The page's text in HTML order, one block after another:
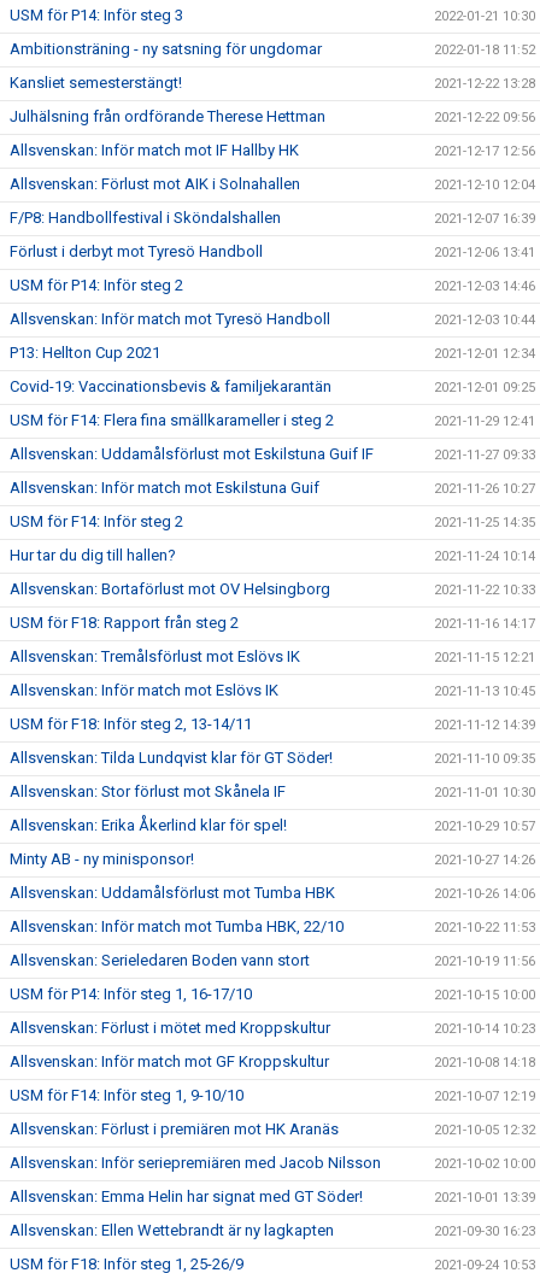
USM för P14: Inför steg 3 2022-01-21 10:30
Ambitionsträning - ny satsning för ungdomar 2022-01-18 11:52
Kansliet semesterstängt! 2021-12-22 13:28
Julhälsning från ordförande Therese Hettman 2021-12-22 09:56
Allsvenskan: Inför match mot IF Hallby HK 2021-12-17 12:56
Allsvenskan: Förlust mot AIK i Solnahallen 2021-12-10 12:04
F/P8: Handbollfestival i Sköndalshallen 2021-12-07 16:39
Förlust i derbyt mot Tyresö Handboll 2021-12-06 13:41
USM för P14: Inför steg 2 2021-12-03 14:46
Allsvenskan: Inför match mot Tyresö Handboll 2021-12-03 10:44
P13: Hellton Cup 2021 2021-12-01 12:34
Covid-19: Vaccinationsbevis & familjekarantän 2021-12-01 09:25
USM för F14: Flera fina smällkarameller i steg 2 2021-11-29 12:41
Allsvenskan: Uddamålsförlust mot Eskilstuna Guif IF 2021-11-27 09:33
Allsvenskan: Inför match mot Eskilstuna Guif 2021-11-26 10:27
USM för F14: Inför steg 2 2021-11-25 14:35
Hur tar du dig till hallen? 2021-11-24 10:14
Allsvenskan: Bortaförlust mot OV Helsingborg 2021-11-22 10:33
USM för F18: Rapport från steg 2 2021-11-16 14:17
Allsvenskan: Tremålsförlust mot Eslövs IK 2021-11-15 12:21
Allsvenskan: Inför match mot Eslövs IK 2021-11-13 10:45
USM för F18: Inför steg 2, 13-14/11 2021-11-12 14:39
Allsvenskan: Tilda Lundqvist klar för GT Söder! 2021-11-10 09:35
Allsvenskan: Stor förlust mot Skånela IF 2021-11-01 10:30
Allsvenskan: Erika Åkerlind klar för spel! 2021-10-29 10:57
Minty AB - ny minisponsor! 2021-10-27 14:26
Allsvenskan: Uddamålsförlust mot Tumba HBK 2021-10-26 14:06
Allsvenskan: Inför match mot Tumba HBK, 22/10 2021-10-22 11:53
Allsvenskan: Serieledaren Boden vann stort 2021-10-19 11:56
USM för P14: Inför steg 1, 16-17/10 2021-10-15 10:00
Allsvenskan: Förlust i mötet med Kroppskultur 2021-10-14 10:23
Allsvenskan: Inför match mot GF Kroppskultur 2021-10-08 14:18
USM för F14: Inför steg 1, 9-10/10 2021-10-07 12:19
Allsvenskan: Förlust i premiären mot HK Aranäs 2021-10-05 12:32
Allsvenskan: Inför seriepremiären med Jacob Nilsson 2021-10-02 10:00
Allsvenskan: Emma Helin har signat med GT Söder! 2021-10-01 13:39
Allsvenskan: Ellen Wettebrandt är ny lagkapten 2021-09-30 16:23
USM för F18: Inför steg 1, 25-26/9 2021-09-24 10:53